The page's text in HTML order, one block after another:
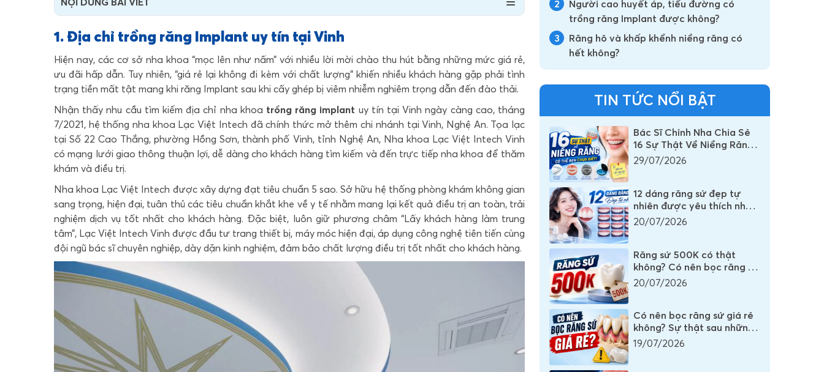
1. Địa chỉ trồng răng Implant uy tín tại Vinh
Hiện nay, các cơ sở nha khoa “mọc lên như nấm” với nhiều lời mời chào thu hút bằng những mức giá rẻ,
ưu đãi hấp dẫn. Tuy nhiên, “giá rẻ lại không đi kèm với chất lượng” khiến nhiều khách hàng gặp phải tình
trạng tiền mất tật mang khi răng Implant sau khi cấy ghép bị viêm nhiễm nghiêm trọng dẫn đến đào thải.
Nhận thấy nhu cầu tìm kiếm địa chỉ nha khoa trồng răng implant uy tín tại Vinh ngày càng cao, tháng
7/2021, hệ thống nha khoa Lạc Việt Intech đã chính thức mở thêm chi nhánh tại Vinh, Nghệ An. Tọa lạc
tại Số 22 Cao Thắng, phường Hồng Sơn, thành phố Vinh, tỉnh Nghệ An, Nha khoa Lạc Việt Intech Vinh
có mạng lưới giao thông thuận lợi, dễ dàng cho khách hàng tìm kiếm và đến trực tiếp nha khoa để thăm
khám và điều trị.
Nha khoa Lạc Việt Intech được xây dựng đạt tiêu chuẩn 5 sao. Sở hữu hệ thống phòng khám không gian
sang trọng, hiện đại, tuân thủ các tiêu chuẩn khắt khe về y tế nhằm mang lại kết quả điều trị an toàn, trải
nghiệm dịch vụ tốt nhất cho khách hàng. Đặc biệt, luôn giữ phương châm “Lấy khách hàng làm trung
tâm”, Lạc Việt Intech Vinh được đầu tư trang thiết bị, máy móc hiện đại, áp dụng công nghệ tiên tiến cùng
đội ngũ bác sĩ chuyên nghiệp, dày dặn kinh nghiệm, đảm bảo chất lượng điều trị tốt nhất cho khách hàng.
2
Người cao huyết áp, tiểu đường có
trồng răng Implant được không?
3
Răng hô và khấp khểnh niềng răng có
hết không?
TIN TỨC NỔI BẬT
Bác Sĩ Chỉnh Nha Chia Sẻ
16 Sự Thật Về Niềng Răng
Mà Rất Nhiều Người Vẫn
Đang Hiểu Sai
29/07/2026
12 dáng răng sứ đẹp tự
nhiên được yêu thích nhất
mọi thời đại
20/07/2026
Răng sứ 500K có thật
không? Có nên bọc răng sứ
500K không?
20/07/2026
Có nên bọc răng sứ giá rẻ
không? Sự thật sau những
chiếc răng sứ có giá vài
trăm nghìn
19/07/2026